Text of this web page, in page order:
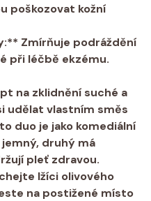
poškozovat kožní
Zmírňuje podráždění⁣
při léčbě ⁣ekzému.
na⁤ zklidnění suché a⁣
udělat vlastním směs
duo je jako komediální
druhý ⁤má
pleť zdravou.
lžíci olivového
‌na ⁢postižené místo